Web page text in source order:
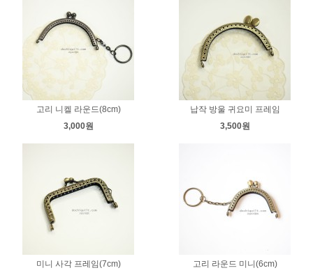
고리 니켈 라운드(8cm)
3,000원
납작 방울 귀요미 프레임
3,500원
미니 사각 프레임(7cm)
고리 라운드 미니(6cm)